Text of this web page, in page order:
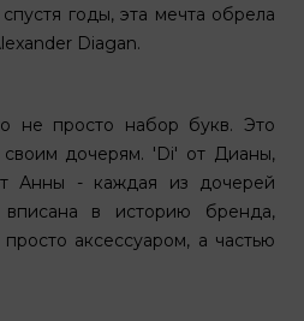
годы, эта мечта обрела
Diagan.
не просто набор букв. Это
дочерям. 'Di' от Дианы,
Анны - каждая из дочерей
вписана в историю бренда,
аксессуаром, а частью